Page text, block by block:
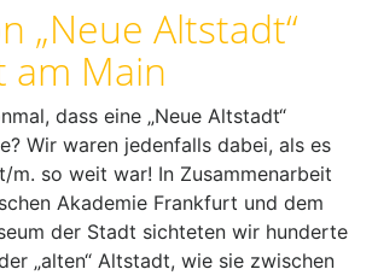
„Neue Altstadt“
am Main
dass eine „Neue Altstadt“
Wir waren jedenfalls dabei, als es
m. so weit war! In Zusammenarbeit
Akademie Frankfurt und dem
der Stadt sichteten wir hunderte
„alten“ Altstadt, wie sie zwischen